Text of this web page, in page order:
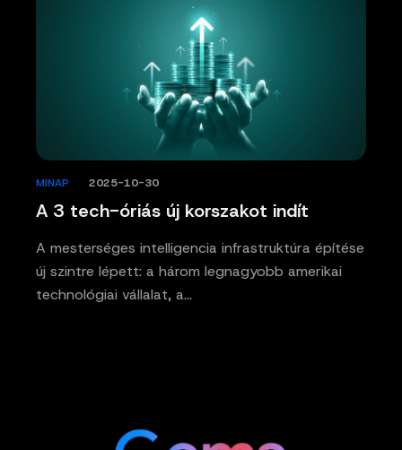
A 3 tech-óriás új korszakot indít
MINAP 2025-10-30
A mesterséges intelligencia infrastruktúra építése
új szintre lépett: a három legnagyobb amerikai
technológiai vállalat, a…